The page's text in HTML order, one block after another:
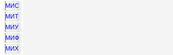
МИС
МИТ
МИУ
МИФ
МИХ